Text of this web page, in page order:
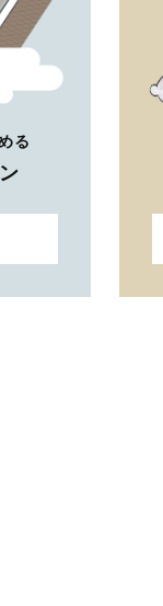
る